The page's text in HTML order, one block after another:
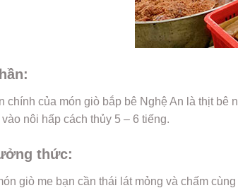
chính của món giò bắp bê Nghệ An là thịt
nôi hấp cách thủy 5 – 6 tiếng.
thức:
giò me bạn cần thái lát mỏng và chấm